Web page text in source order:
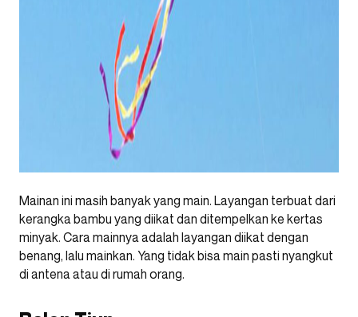
Mainan ini masih banyak yang main. Layangan terbuat dari
kerangka bambu yang diikat dan ditempelkan ke kertas
minyak. Cara mainnya adalah layangan diikat dengan
benang, lalu mainkan. Yang tidak bisa main pasti nyangkut
di antena atau di rumah orang.